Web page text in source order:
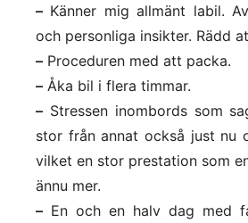
– Känner mig allmänt labil.
och personliga insikter. Rädd
– Proceduren med att packa.
– Åka bil i flera timmar.
– Stressen inombords som
stor från annat också just nu
vilket en stor prestation som
ännu mer.
– En och en halv dag med